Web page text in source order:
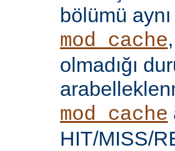
bölümü
mod_cache
olmadığı
mod_cache
HIT/MISS/